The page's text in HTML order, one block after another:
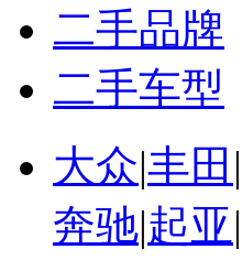
二手品牌
二手车型
大众|丰田 |
奔驰|起亚|